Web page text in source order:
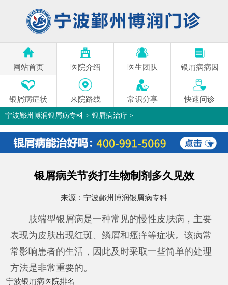
网站首页 医院介绍 医生团队 银屑病病因
银屑病症状 来院路线 常识分享 快速问诊
宁波鄞州博润银屑病专科 > 银屑病治疗 >
银屑病关节炎打生物制剂多久见效
来源： 宁波鄞州博润银屑病专科
肢端型银屑病是一种常见的慢性皮肤病，主要
表现为皮肤出现红斑、鳞屑和瘙痒等症状。该病常
常影响患者的生活，因此及时采取一些简单的处理
方法是非常重要的。
宁波银屑病医院排名